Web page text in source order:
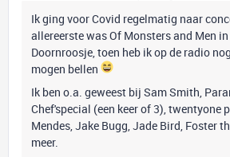
Ik ging voor Covid regelmatig naar
allereerste was Of Monsters and Men
Doornroosje, toen heb ik op de radio
mogen bellen
Ik ben o.a. geweest bij Sam Smith,
Chef'special (een keer of 3), twentyone
Mendes, Jake Bugg, Jade Bird, Foster
meer.